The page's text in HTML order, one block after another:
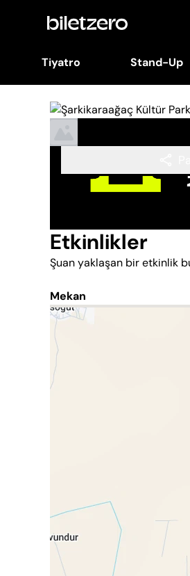
Tiyatro Stand-Up
Etkinlikler
Şuan yaklaşan bir etkinlik
Mekan